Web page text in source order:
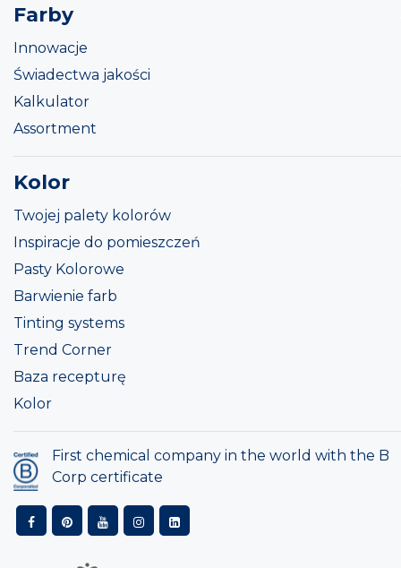
Farby
Innowacje
Świadectwa jakości
Kalkulator
Assortment
Kolor
Twojej palety kolorów
Inspiracje do pomieszczeń
Pasty Kolorowe
Barwienie farb
Tinting systems
Trend Corner
Baza recepturę
Kolor
First chemical company in the world with the B
Corp certificate